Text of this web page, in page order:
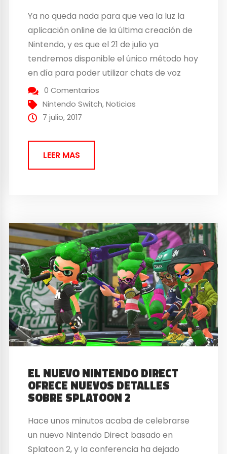
Ya no queda nada para que vea la luz la
aplicación online de la última creación de
Nintendo, y es que el 21 de julio ya
tendremos disponible el único método hoy
en día para poder utilizar chats de voz
durante las partidas online en la Nintendo
Switch. La plataforma online de la consola
estará...
0 Comentarios
Nintendo Switch,Noticias
7 julio, 2017
LEER MAS
EL NUEVO NINTENDO DIRECT
OFRECE NUEVOS DETALLES
SOBRE SPLATOON 2
Hace unos minutos acaba de celebrarse
un nuevo Nintendo Direct basado en
Splatoon 2, y la conferencia ha dejado